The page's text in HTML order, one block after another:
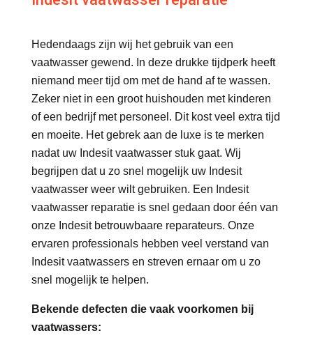
Hedendaags zijn wij het gebruik van een
vaatwasser gewend. In deze drukke tijdperk heeft
niemand meer tijd om met de hand af te wassen.
Zeker niet in een groot huishouden met kinderen
of een bedrijf met personeel. Dit kost veel extra tijd
en moeite. Het gebrek aan de luxe is te merken
nadat uw Indesit vaatwasser stuk gaat. Wij
begrijpen dat u zo snel mogelijk uw Indesit
vaatwasser weer wilt gebruiken. Een Indesit
vaatwasser reparatie is snel gedaan door één van
onze Indesit betrouwbaare reparateurs. Onze
ervaren professionals hebben veel verstand van
Indesit vaatwassers en streven ernaar om u zo
snel mogelijk te helpen.
Bekende defecten die vaak voorkomen bij
vaatwassers: